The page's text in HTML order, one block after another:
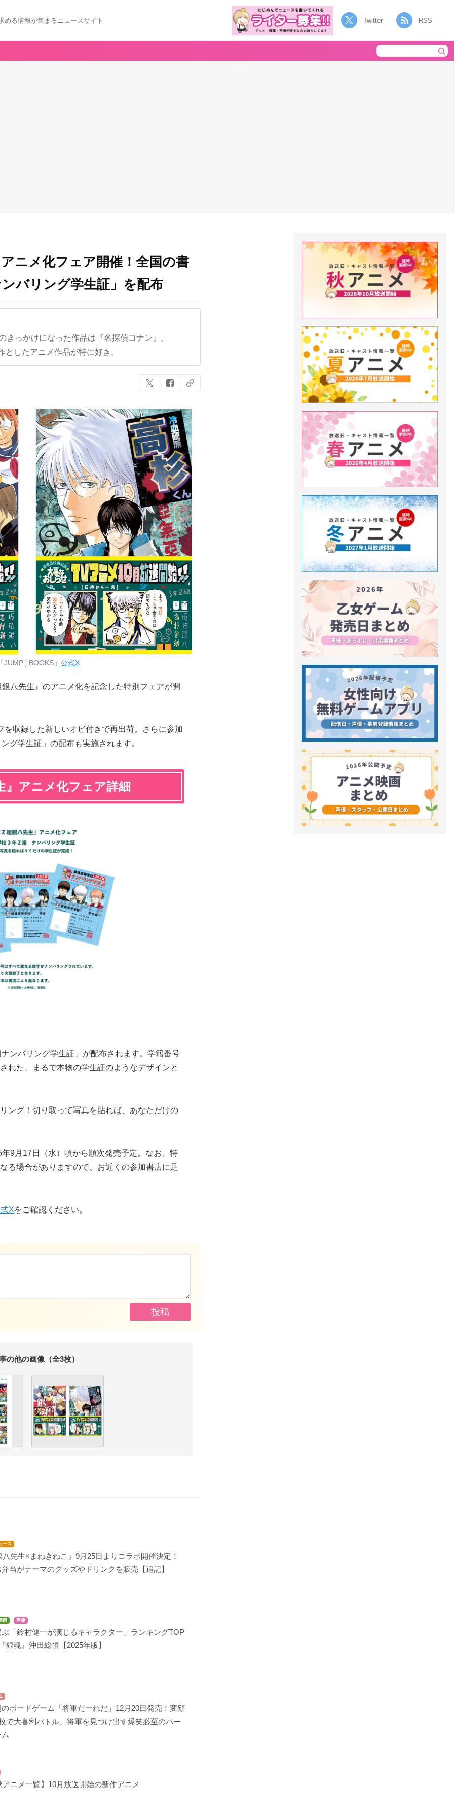
める情報が集まるニュースサイト Twitter RSS
ニメ化フェア開催！全国の書
バリング学生証」を配布
きっかけになった作品は『名探偵コナン』。
したアニメ作品が特に好き。
JUMP j BOOKS」 公式X
八先生』のアニメ化を記念した特別フェアが開
収録した新しいオビ付きで再出荷。さらに参加
グ学生証」の配布も実施されます。
』アニメ化フェア詳細
ンバリング学生証」が配布されます。学籍番号
れた、まるで本物の学生証のようなデザインと
ング！切り取って写真を貼れば、あなただけの
9月17日（水）頃から順次発売予定。なお、特
る場合がありますので、お近くの参加書店に足
Xをご確認ください。
の他の画像（全3枚）
ース
先生×まねきねこ」9月25日よりコラボ開催決定！
当がテーマのグッズやドリンクを販売【追記】
題 声優
「鈴村健一が演じるキャラクター」ランキングTOP
銀魂』沖田総悟【2025年版】
ボードゲーム「将軍だーれだ」12月20日発売！変顔
で大喜利バトル、将軍を見つけ出す爆笑必至のパー
アニメ一覧】10月放送開始の新作アニメ